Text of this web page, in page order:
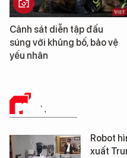
Trung Quốc phát hiện “mỏ
cao su tự nhiên” từ một
loài cỏ dại mọc trên đất
PHÂN TÍCH
Robot
xuất